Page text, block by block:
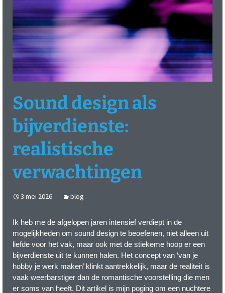
Sound design als
bijverdienste:
realistische
verwachtingen
3 mei 2026 blog
Ik heb me de afgelopen jaren intensief verdiept in de
mogelijkheden om sound design te beoefenen, niet alleen uit
liefde voor het vak, maar ook met de stiekeme hoop er een
bijverdienste uit te kunnen halen. Het concept van ‘van je
hobby je werk maken’ klinkt aantrekkelijk, maar de realiteit is
vaak weerbarstiger dan de romantische voorstelling die men
er soms van heeft. Dit artikel is mijn poging om een nuchtere